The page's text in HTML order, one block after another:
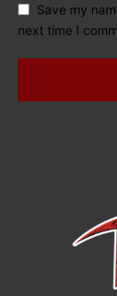
Save my
next time I